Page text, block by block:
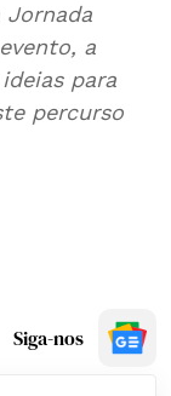
a
para
percurso
Siga-nos